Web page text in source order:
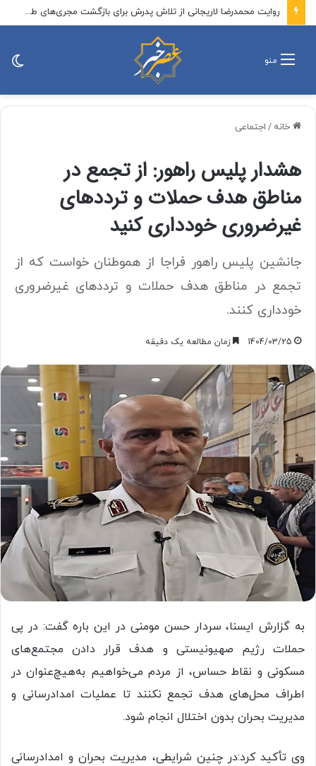
روایت محمدرضا لاریجانی از تلاش پدرش برای بازگشت مجری‌های طرد شده از صدا و سیما/ بعد از رد صلاحیت، رهبر شهید ۳ بار از شورای نگهبان ابراز نارضایتی کردند
منو
خانه / اجتماعی
هشدار پلیس راهور: از تجمع در
مناطق هدف حملات و ترددهای
غیرضروری خودداری کنید
جانشین پلیس راهور فراجا از هموطنان خواست که از
تجمع در مناطق هدف حملات و ترددهای غیرضروری
خودداری کنند.
1404/03/25 زمان مطالعه یک دقیقه
به گزارش ایسنا، سردار حسن مومنی در این باره گفت: در پی
حملات رژیم صهیونیستی و هدف قرار دادن مجتمع‌های
مسکونی و نقاط حساس، از مردم می‌خواهیم به‌هیچ‌عنوان در
اطراف محل‌های هدف تجمع نکنند تا عملیات امدادرسانی و
مدیریت بحران بدون اختلال انجام شود.
وی تأکید کرد:در چنین شرایطی، مدیریت بحران و امدادرسانی